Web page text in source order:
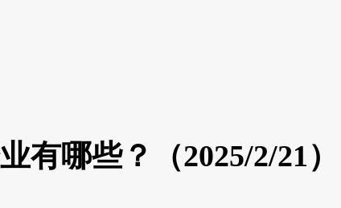
有哪些？（2025/2/21）